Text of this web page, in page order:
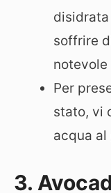
soffrire
notevole
Per
stato, vi
acqua al
3.